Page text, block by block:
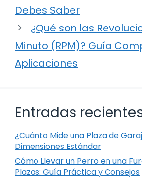
Debes Saber
¿Qué son las
Minuto (RPM)? Guía
Aplicaciones
Entradas
¿Cuánto Mide una Plaza de
Dimensiones Estándar
Cómo Llevar un Perro en una
Plazas: Guía Práctica y Consejos